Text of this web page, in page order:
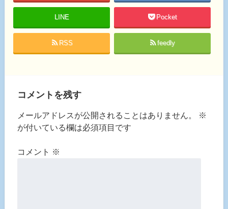
LINE Pocket
RSS feedly
コメントを残す
メールアドレスが公開されることはありません。
※
が付いている欄は必須項目です
コメント ※